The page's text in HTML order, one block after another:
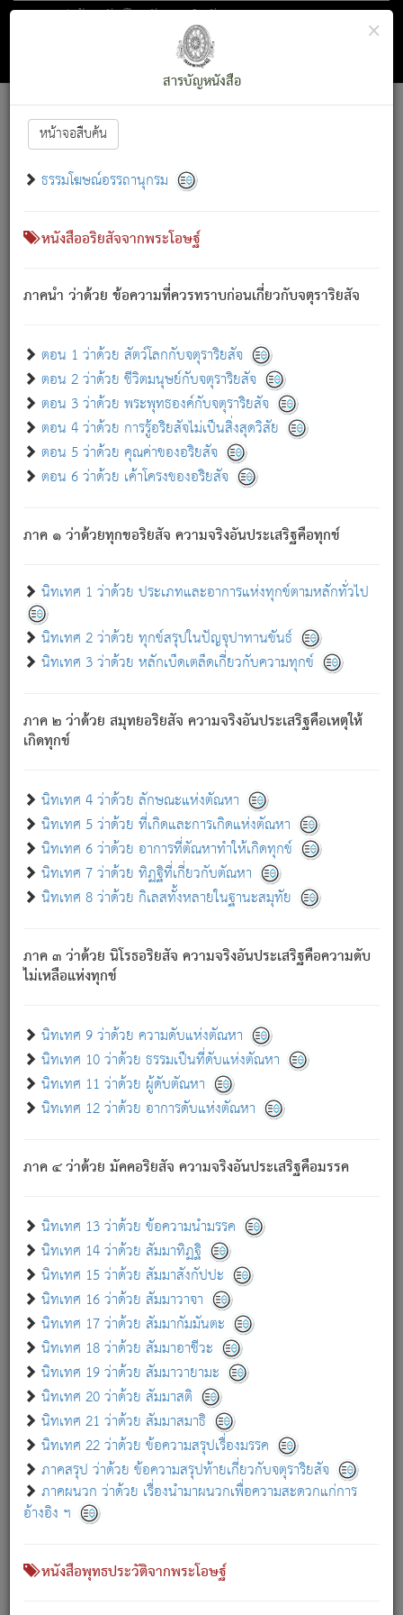
ตอน 1 ว่าด้วย สัตว์โลกกับจตุราริยสัจ
สารบัญ×
สารบัญหนังสือ
หน้าจอสืบค้น
ธรรมโฆษณ์อรรถานุกรม
หนังสืออริยสัจจากพระโอษฐ์
ภาคนำ ว่าด้วย ข้อความที่ควรทราบก่อนเกี่ยวกับจตุราริยสัจ
ตอน 1 ว่าด้วย สัตว์โลกกับจตุราริยสัจ
ตอน 2 ว่าด้วย ชีวิตมนุษย์กับจตุราริยสัจ
ตอน 3 ว่าด้วย พระพุทธองค์กับจตุราริยสัจ
ตอน 4 ว่าด้วย การรู้อริยสัจไม่เป็นสิ่งสุดวิสัย
ตอน 5 ว่าด้วย คุณค่าของอริยสัจ
ตอน 6 ว่าด้วย เค้าโครงของอริยสัจ
ภาค ๑ ว่าด้วยทุกขอริยสัจ ความจริงอันประเสริฐคือทุกข์
นิทเทศ 1 ว่าด้วย ประเภทและอาการแห่งทุกข์ตามหลักทั่วไป
นิทเทศ 2 ว่าด้วย ทุกข์สรุปในปัญจุปาทานขันธ์
นิทเทศ 3 ว่าด้วย หลักเบ็ดเตล็ดเกี่ยวกับความทุกข์
ภาค ๒ ว่าด้วย สมุทยอริยสัจ ความจริงอันประเสริฐคือเหตุให้
เกิดทุกข์
นิทเทศ 4 ว่าด้วย ลักษณะแห่งตัณหา
นิทเทศ 5 ว่าด้วย ที่เกิดและการเกิดแห่งตัณหา
นิทเทศ 6 ว่าด้วย อาการที่ตัณหาทำให้เกิดทุกข์
นิทเทศ 7 ว่าด้วย ทิฏฐิที่เกี่ยวกับตัณหา
นิทเทศ 8 ว่าด้วย กิเลสทั้งหลายในฐานะสมุทัย
ภาค ๓ ว่าด้วย นิโรธอริยสัจ ความจริงอันประเสริฐคือความดับ
ไม่เหลือแห่งทุกข์
นิทเทศ 9 ว่าด้วย ความดับแห่งตัณหา
นิทเทศ 10 ว่าด้วย ธรรมเป็นที่ดับแห่งตัณหา
นิทเทศ 11 ว่าด้วย ผู้ดับตัณหา
นิทเทศ 12 ว่าด้วย อาการดับแห่งตัณหา
ภาค ๔ ว่าด้วย มัคคอริยสัจ ความจริงอันประเสริฐคือมรรค
นิทเทศ 13 ว่าด้วย ข้อความนำมรรค
นิทเทศ 14 ว่าด้วย สัมมาทิฏฐิ
นิทเทศ 15 ว่าด้วย สัมมาสังกัปปะ
นิทเทศ 16 ว่าด้วย สัมมาวาจา
นิทเทศ 17 ว่าด้วย สัมมากัมมันตะ
นิทเทศ 18 ว่าด้วย สัมมาอาชีวะ
นิทเทศ 19 ว่าด้วย สัมมาวายามะ
นิทเทศ 20 ว่าด้วย สัมมาสติ
นิทเทศ 21 ว่าด้วย สัมมาสมาธิ
นิทเทศ 22 ว่าด้วย ข้อความสรุปเรื่องมรรค
ภาคสรุป ว่าด้วย ข้อความสรุปท้ายเกี่ยวกับจตุราริยสัจ
ภาคผนวก ว่าด้วย เรื่องนำมาผนวกเพื่อความสะดวกแก่การ
อ้างอิง ฯ
หนังสือพุทธประวัติจากพระโอษฐ์
Font :15 ]||
สัตว์โลกนี้ เกิดความเดือดร้อนแล้ว มีผัสสะบังหน้า
เขาสำคัญสิ่งใด โดยความเป็นประการใด แต่สิ่งนั้นย่อมเป็น
(ตามที่เป็นจริง) โดยประการอื่นจากที่เขาสำคัญนั้น
สัตว์โลกติดข้องอยู่ในภพ ถูกภพบังหน้าแล้ว มีภพโดยความ
เป็นอย่างอื่น (จากที่มันเป็นอยู่จริง) จึงได้เพลิดเพลินยิ่งนักในภพ
เขาเพลิดเพลินยิ่งนักในสิ่งใด สิ่งนั้นเป็นภัย (ที่เขาไม่รู้จัก)
เขากลัวต่อสิ่งใดสิ่งนั้นเป็นทุกข์
พรหมจรรย์นี้ อันบุคคลย่อมประพฤติ ก็เพื่อการละขาดซึ่ง
ภพ.
สมณะหรือพราหมณ์เหล่าใด กล่าวความหลุดพ้นจากภพว่า
มีได้เพราะภพ เรากล่าวว่า สมณะหรือพราหมณ์ทั้งปวงนั้น
มิใช่ผู้หลดพ้นจากภพ.
ภพ ว่ามีได้เพราะวิภพ[2]: เรากล่าวว่า สมณะหรือพราหมณ์ทั้ง
ปวงนั้น ก็ยังสลัดภพออกไปไม่ได้.
ก็ทุกข์นี้มีขึ้น เพราะอาศัยซึ่งอุปธิทั้งปวง.
เพราะความสิ้นไปแห่งอุปาทานทั้งปวง ความเกิดขึ้นแห่ง
ทุกข์จึงไม่มี.
ท่านจงดูโลกนี้เถิด (จะเห็นว่า) สัตว์ทั้งหลายอันอวิชาหนา
แน่นบังหนาแล้ว; และว่า สัตว์ผู้ยินดีในภพอันเป็นแล้วนั้น ย่อม
อันเป็นไปในที่หรือเวลาทั้งปวง[3]เพื่อความมีแห่งประโยชน์โดย
ประการทั้งปวง; ภพทั้งหลายทั้งหมดนั้น ไม่เที่ยง เป็นทุกข์ มี
ความแปรปรวนเป็นธรรมดา.
อย่างนี้อยู่; เขาย่อมละภวตัณหาได้ และไม่เพลิดเพลินวิภวตัณหา
ด้วย.
ความดับเพราะความสำรอกไม่เหลือ (แห่งภพทั้งหลาย)
เพราะความสิ้นไปแห่งตัณหาโดยประการทั้งปวง นั้นคือ
นิพพาน.
ภพใหม่ย่อมไม่มีแก่ภิกษุนั้น ผู้ดับเย็นสนิทแล้ว เพราะไม่มี
ภิกษุนั้น เป็นผู้ครอบงำมารได้แล้ว ชนะสงครามแล้ว ก้าวล่วง
ภพทั้งหลายทั้งปวงได้แล้ว เป็นผู้คงที่ (คือไม่เปลี่ยนแปลงอีกต่อ
- อุ.ขุ. ๒๕/๑๒๑/๘๔.
(ข้อความนี้ เป็นพระพุทธอุทานที่ทรงเปล่งออก ที่โคนต้นโพธิ์
เป็นที่ตรัสรู้ เมื่อตรัสรู้แล้วได้ 7 วัน)
เกี่ยวกับธรรมโฆษณ์ออนไลน์ (Disclaimer)
แม้ระบบ "ธรรมโฆษณ์ออนไลน์" พยายามปรับปรุงข้อมูลให้ถูกต้องมากที่สุด
ผู้ศึกษาก็พึงตรวจสอบกับตัวเล่มหนังสือต้นฉบับ ที่มีการพิมพ์ครั้งล่าสุด
ก่อนนำข้อมูลไปใช้ในการอ้างอิง"
เกี่ยวกับอัตถจารี|เกี่ยวกับการพัฒนา|แจ้งข้อผิดพลาด / แนะนำ
หนังสือที่เกี่ยวข้อง